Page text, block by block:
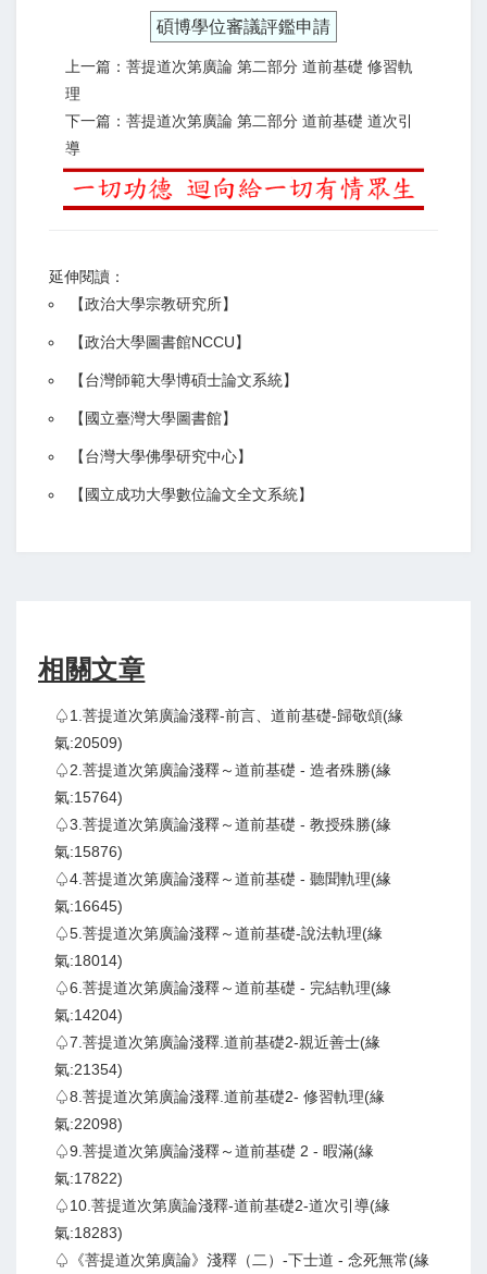
碩博學位審議評鑑申請
上一篇：菩提道次第廣論 第二部分 道前基礎 修習軌
理
下一篇：菩提道次第廣論 第二部分 道前基礎 道次引
導
延伸閱讀：
【政治大學宗教研究所】
【政治大學圖書館NCCU】
【台灣師範大學博碩士論文系統】
【 國立臺灣大學圖書館】
【台灣大學佛學研究中心】
【 國立成功大學數位論文全文系統】
相關文章
♤1.菩提道次第廣論淺釋-前言、道前基礎-歸敬頌(緣
氣:20509)
♤2.菩提道次第廣論淺釋～道前基礎 - 造者殊勝(緣
氣:15764)
♤3.菩提道次第廣論淺釋～道前基礎 - 教授殊勝(緣
氣:15876)
♤4.菩提道次第廣論淺釋～道前基礎 - 聽聞軌理(緣
氣:16645)
♤5.菩提道次第廣論淺釋～道前基礎-說法軌理(緣
氣:18014)
♤6.菩提道次第廣論淺釋～道前基礎 - 完結軌理(緣
氣:14204)
♤7.菩提道次第廣論淺釋.道前基礎2-親近善士(緣
氣:21354)
♤8.菩提道次第廣論淺釋.道前基礎2- 修習軌理(緣
氣:22098)
♤9.菩提道次第廣論淺釋～道前基礎 2 - 暇滿(緣
氣:17822)
♤10.菩提道次第廣論淺釋-道前基礎2-道次引導(緣
氣:18283)
♤《菩提道次第廣論》淺釋（二）-下士道 - 念死無常(緣